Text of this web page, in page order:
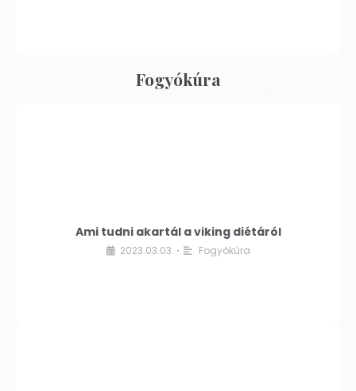
Fogyókúra
Ami tudni akartál a viking diétáról
2023.03.03. • Fogyókúra